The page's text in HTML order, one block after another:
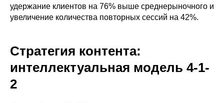
удержание клиентов на 76% выше среднерыночного и
увеличение количества повторных сессий на 42%.
Стратегия контента:
интеллектуальная модель 4-1-
2